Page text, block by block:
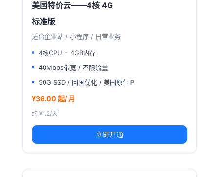
美国特价云——4核 4G
标准版
适合企业站 / 小程序 / 日常业务
4核CPU + 4GB内存
40Mbps带宽 / 不限流量
50G SSD / 回国优化 / 美国原生IP
¥36.00 起/ 月
约 ¥1.2/天
立即开通